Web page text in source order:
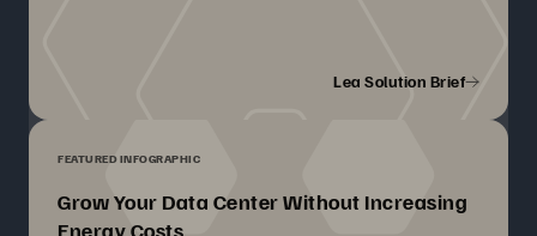
Lea Solution Brief
FEATURED INFOGRAPHIC
Grow Your Data Center Without Increasing
Energy Costs